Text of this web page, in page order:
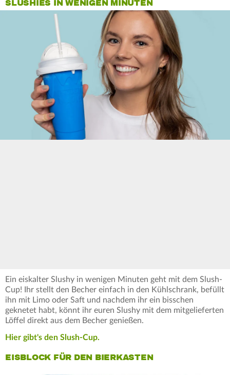
SLUSHIES IN WENIGEN MINUTEN
Ein eiskalter Slushy in wenigen Minuten geht mit dem Slush-
Cup! Ihr stellt den Becher einfach in den Kühlschrank, befüllt
ihn mit Limo oder Saft und nachdem ihr ein bisschen
geknetet habt, könnt ihr euren Slushy mit dem mitgelieferten
Löffel direkt aus dem Becher genießen.
Hier gibt's den Slush-Cup.
EISBLOCK FÜR DEN BIERKASTEN